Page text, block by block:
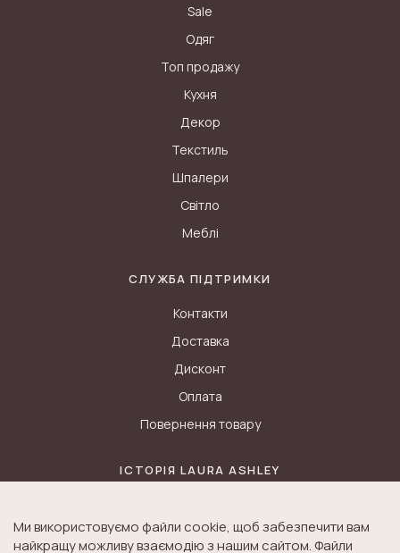
Sale
Одяг
Топ продажу
Кухня
Декор
Текстиль
Шпалери
Світло
Меблі
СЛУЖБА ПІДТРИМКИ
Контакти
Доставка
Дисконт
Оплата
Повернення товару
ІСТОРІЯ LAURA ASHLEY
Історія K&A
Ми використовуємо файли cookie, щоб забезпечити вам
найкращу можливу взаємодію з нашим сайтом. Файли